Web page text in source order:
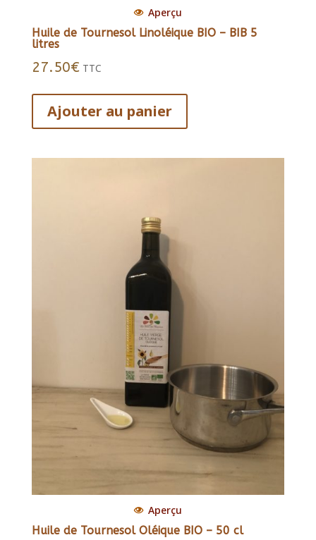
Aperçu
Huile de Tournesol Linoléique BIO – BIB 5
litres
27.50€ TTC
Ajouter au panier
Aperçu
Huile de Tournesol Oléique BIO – 50 cl